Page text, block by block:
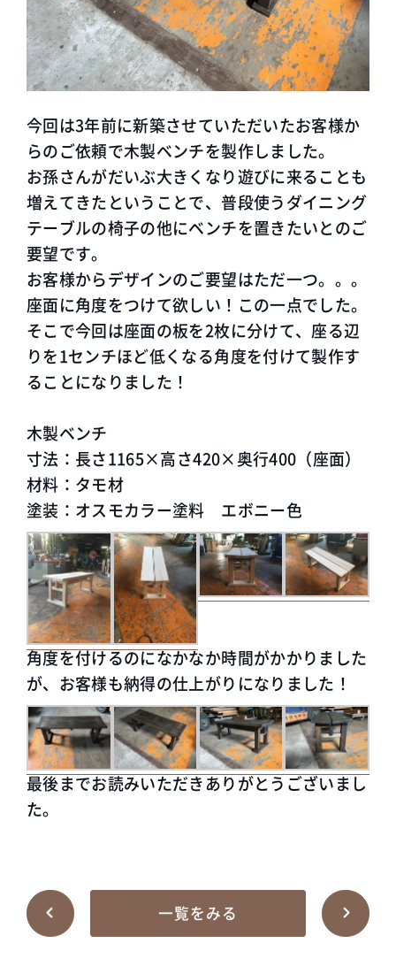
今回は3年前に新築させていただいたお客様か
らのご依頼で木製ベンチを製作しました。
お孫さんがだいぶ大きくなり遊びに来ることも
増えてきたということで、普段使うダイニング
テーブルの椅子の他にベンチを置きたいとのご
要望です。
お客様からデザインのご要望はただ一つ。。。
座面に角度をつけて欲しい！この一点でした。
そこで今回は座面の板を2枚に分けて、座る辺
りを1センチほど低くなる角度を付けて製作す
ることになりました！
木製ベンチ
寸法：長さ1165×高さ420×奥行400（座面）
材料：タモ材
塗装：オスモカラー塗料 エボニー色
角度を付けるのになかなか時間がかかりました
が、お客様も納得の仕上がりになりました！
最後までお読みいただきありがとうございまし
た。
一覧をみる